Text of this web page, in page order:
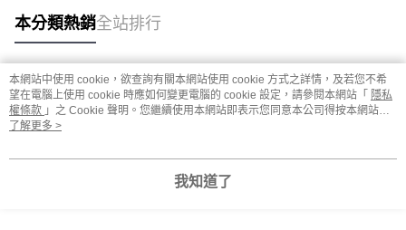
本分類熱銷全站排行
熱門標籤
本網站中使用 cookie，欲查詢有關本網站使用 cookie 方式之詳情，及若您不希
望在電腦上使用 cookie 時應如何變更電腦的 cookie 設定，請參閱本網站「 隱私
權條款 」之 Cookie 聲明。您繼續使用本網站即表示您同意本公司得按本網站使
用條款之 Cookie 聲明使用 cookie。
了解更多 >
我知道了